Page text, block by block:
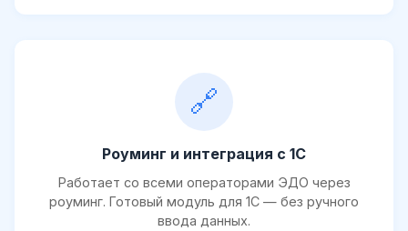
🔗
Роуминг и интеграция с 1С
Работает со всеми операторами ЭДО через
роуминг. Готовый модуль для 1С — без ручного
ввода данных.